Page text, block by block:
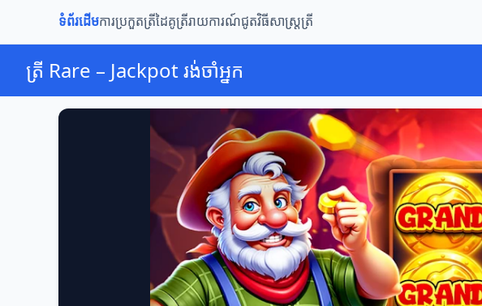
ទំព័រដើមការប្រកួតត្រីដៃគូត្រីរាយការណ៍ជូតវិធីសាស្ត្រត្រី
ត្រី Rare – Jackpot រង់ចាំអ្នក